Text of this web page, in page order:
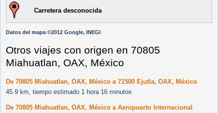
Carretera desconocida
Datos del mapa ©2012 Google, INEGI
Otros viajes con origen en 70805
Miahuatlan, OAX, México
De 70805 Miahuatlan, OAX, México a 71500 Ejutla, OAX, México
45.9 km, tiempo estimado 1 hora 16 minutos
De 70805 Miahuatlan, OAX, México a Aeropuerto Internacional